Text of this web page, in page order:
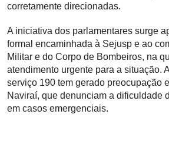
corretamente direcionadas.
A iniciativa dos parlamentares surge
formal encaminhada à Sejusp e ao
Militar e do Corpo de Bombeiros, na
atendimento urgente para a situação.
serviço 190 tem gerado preocupação
Naviraí, que denunciam a dificuldade
em casos emergenciais.